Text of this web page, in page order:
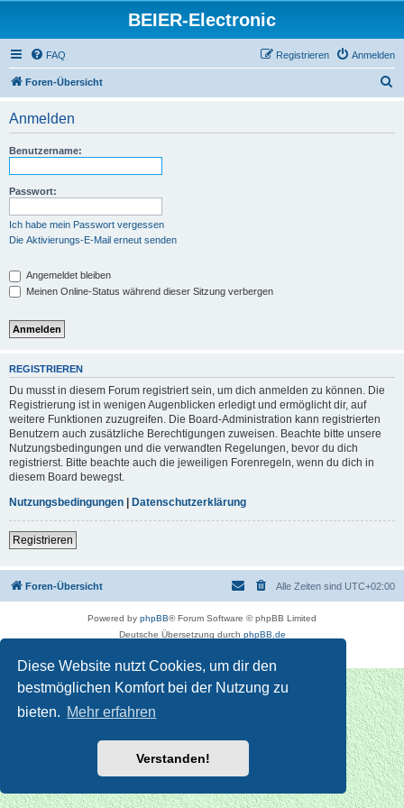
Diese Website nutzt Cookies, um dir den
bestmöglichen Komfort bei der Nutzung zu
bieten. Mehr erfahren
Verstanden!
BEIER-Electronic
FAQ Anmelden
Registrieren
Foren-Übersicht
Anmelden
Benutzername:
Passwort:
Ich habe mein Passwort vergessen
Die Aktivierungs-E-Mail erneut senden
Angemeldet bleiben
Meinen Online-Status während dieser Sitzung verbergen
REGISTRIEREN
Du musst in diesem Forum registriert sein, um dich anmelden zu können. Die
Registrierung ist in wenigen Augenblicken erledigt und ermöglicht dir, auf
weitere Funktionen zuzugreifen. Die Board-Administration kann registrierten
Benutzern auch zusätzliche Berechtigungen zuweisen. Beachte bitte unsere
Nutzungsbedingungen und die verwandten Regelungen, bevor du dich
registrierst. Bitte beachte auch die jeweiligen Forenregeln, wenn du dich in
diesem Board bewegst.
Nutzungsbedingungen | Datenschutzerklärung
Registrieren
Foren-Übersicht Alle Zeiten sind UTC+02:00
Powered by phpBB® Forum Software © phpBB Limited
Deutsche Übersetzung durch phpBB.de